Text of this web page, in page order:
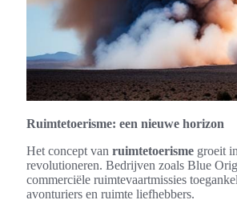
Ruimtetoerisme: een nieuwe horizon
Het concept van ruimtetoerisme groeit
revolutioneren. Bedrijven zoals Blue
commerciële ruimtevaartmissies
avonturiers en ruimte liefhebbers.